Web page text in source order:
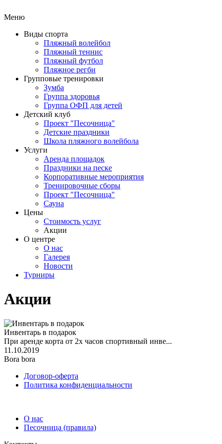
Меню
Виды спорта
Пляжный волейбол
Пляжный теннис
Пляжный футбол
Пляжное регби
Групповые тренировки
Зумба
Группа здоровья
Группа ОФП для детей
Детский клуб
Проект "Песочница"
Детские праздники
Школа пляжного волейбола
Услуги
Аренда площадок
Праздники на песке
Корпоративные мероприятия
Тренировочные сборы
Проект "Песочница"
Сауна
Цены
Стоимость услуг
Акции
О центре
О нас
Галерея
Новости
Турниры
Акции
Инвентарь в подарок
При аренде корта от 2х часов спортивный инве...
11.10.2019
Bora bora
Договор-оферта
Политика конфиденциальности
О нас
Песочница (правила)